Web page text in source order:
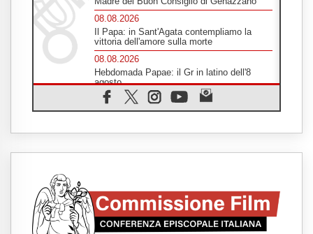
08.08.2026
Il Papa: in Sant'Agata contempliamo la
vittoria dell'amore sulla morte
08.08.2026
Hebdomada Papae: il Gr in latino dell'8
agosto
08.08.2026
Spin Time, Reina: Cristo non abita nei
senzatetto
08.08.2026
08.08.2026
Argentina, l'arcivescovo Colombo: "La
visita del Papa messaggio di pace e
dignità"